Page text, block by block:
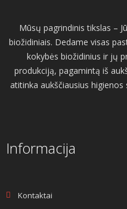
Mūsų pagrindinis tikslas –
biožidiniais. Dedame visas
kokybės biožidinius ir jų
produkciją, pagamintą iš
atitinka aukščiausius
Informacija
Kontaktai